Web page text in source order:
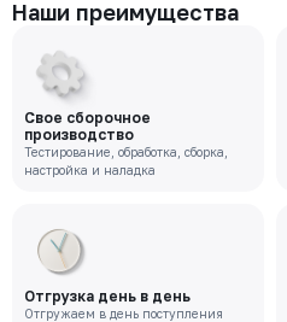
Наши преимущества
Свое сборочное
производство
Тестирование, обработка, сборка,
настройка и наладка
Отгрузка день в день
Отгружаем в день поступления